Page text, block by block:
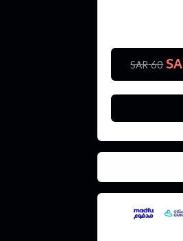
60 SAR
والتخزين الامن